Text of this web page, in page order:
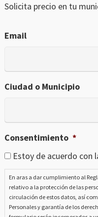
Solicita precio en tu
Email
Ciudad o Municipio
Consentimiento *
Estoy de acuerdo con
En aras a dar cumplimiento al
relativo a la protección de las
circulación de estos datos, así
Personales y garantía de los